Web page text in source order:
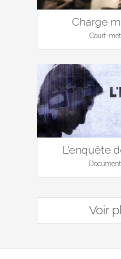
Charge
Court-
L'enquête
Voir